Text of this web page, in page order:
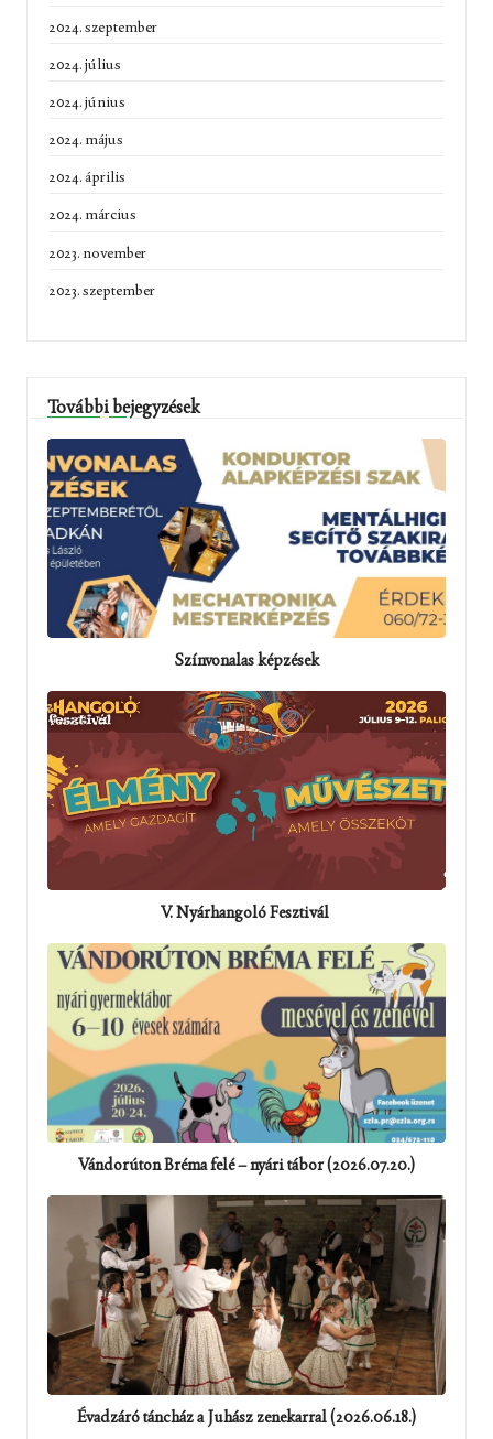
2024. szeptember
2024. július
2024. június
2024. május
2024. április
2024. március
2023. november
2023. szeptember
További bejegyzések
Színvonalas képzések
V. Nyárhangoló Fesztivál
Vándorúton Bréma felé – nyári tábor (2026.07.20.)
Évadzáró táncház a Juhász zenekarral (2026.06.18.)